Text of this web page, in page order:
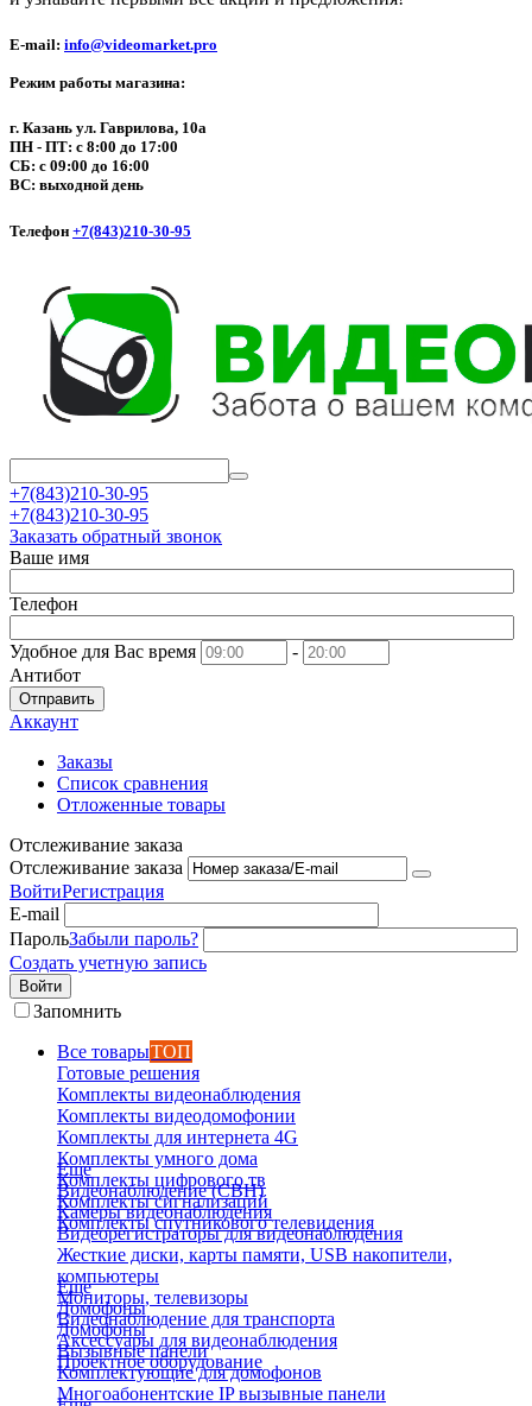
E-mail: info@videomarket.pro
Режим работы магазина:
г. Казань ул. Гаврилова, 10а
ПН - ПТ: с 8:00 до 17:00
СБ: с 09:00 до 16:00
ВС: выходной день
Телефон +7(843)210-30-95
+7(843)210-30-95
+7(843)210-30-95
Заказать обратный звонок
Ваше имя
Телефон
Удобное для Вас время
-
Антибот
Отправить
Аккаунт
Заказы
Список сравнения
Отложенные товары
Отслеживание заказа
Отслеживание заказа
ВойтиРегистрация
E-mail
ПарольЗабыли пароль?
Создать учетную запись
Войти
Запомнить
Все товарыТОП
Готовые решения
Комплекты видеонаблюдения
Комплекты видеодомофонии
Комплекты для интернета 4G
Комплекты умного дома
Комплекты цифрового тв
Комплекты сигнализаций
Комплекты спутникового телевидения
Еще
Видеонаблюдение (СВН)
Камеры видеонаблюдения
Видеорегистраторы для видеонаблюдения
Жесткие диски, карты памяти, USB накопители,
компьютеры
Мониторы, телевизоры
Видеонаблюдение для транспорта
Аксессуары для видеонаблюдения
Проектное оборудование
Еще
Домофоны
Домофоны
Вызывные панели
Комплектующие для домофонов
Многоабонентские IP вызывные панели